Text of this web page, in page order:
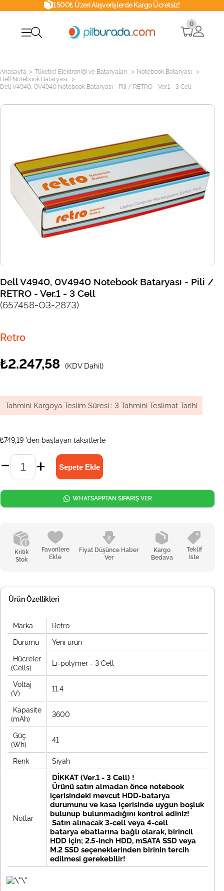
1500₺ Üzeri Alışverişlerde Kargo Ücretsiz!
0
Anasayfa > Tüketici Elektroniği ve Bataryaları > Notebook Bataryası >
Dell Notebook Bataryası >
Dell V4940, 0V4940 Notebook Bataryası - Pili / RETRO - Ver.1 - 3 Cell
Dell V4940, 0V4940 Notebook Bataryası - Pili /
RETRO - Ver.1 - 3 Cell
(657458-O3-2873)
Retro
₺2.247,58 (KDV Dahil)
Tahmini Kargoya Teslim Süresi : 3 Tahmini Teslimat Tarihi
₺749,19 'den başlayan taksitlerle
Kritik
Stok
Favorilere
Ekle
Fiyat Düşünce Haber
Ver
Kargo
Bedava
Teklif
İste
WHATSAPPTAN SİPARİŞ VER
Ürün Özellikleri
Marka Retro
Durumu Yeni ürün
Hücreler
(Cells)
Li-polymer - 3 Cell
Voltaj
(V)
11.4
Kapasite
(mAh)
3600
Güç
(Wh)
41
Renk Siyah
Notlar
DİKKAT (Ver.1 - 3 Cell) !
Ürünü satın almadan önce notebook
içerisindeki mevcut HDD-batarya
durumunu ve kasa içerisinde uygun boşluk
bulunup bulunmadığını kontrol ediniz!
Satın alınacak3-cell veya 4-cell
batarya ebatlarına bağlı olarak, birincil
HDD için; 2.5-inch HDD, mSATA SSD veya
M.2 SSD seçeneklerinden birinin tercih
edilmesi gerekebilir!